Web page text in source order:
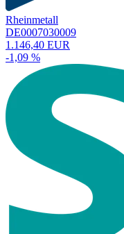
Rheinmetall
DE0007030009
1.146,40 EUR
-1,09 %